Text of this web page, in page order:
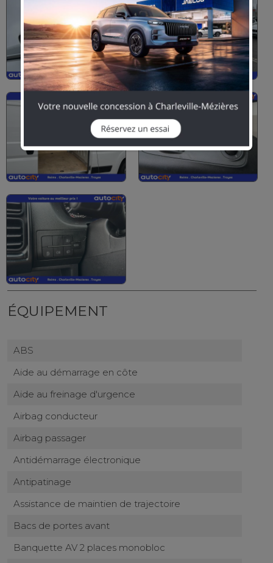
ÉQUIPEMENT
ABS
Aide au démarrage en côte
Aide au freinage d'urgence
Airbag conducteur
Airbag passager
Antidémarrage électronique
Antipatinage
Assistance de maintien de trajectoire
Bacs de portes avant
Banquette AV 2 places monobloc